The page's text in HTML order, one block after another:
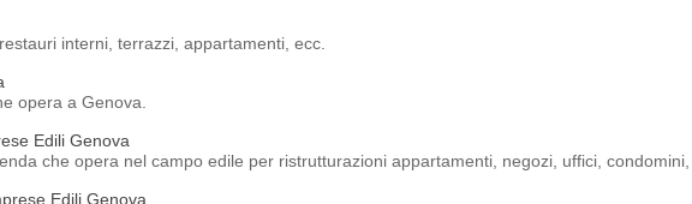
interni, terrazzi, appartamenti, ecc.
opera a Genova.
Edili Genova
che opera nel campo edile per ristrutturazioni appartamenti, negozi, uffici,
Edili Genova